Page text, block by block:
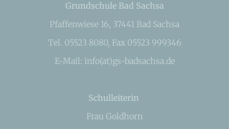
Grundschule Bad Sachsa
Pfaffenwiese 16, 37441 Bad Sachsa
Tel. 05523 8080, Fax 05523 999346
E-Mail: info(at)gs-badsachsa.de
Schulleiterin
Frau Goldhorn